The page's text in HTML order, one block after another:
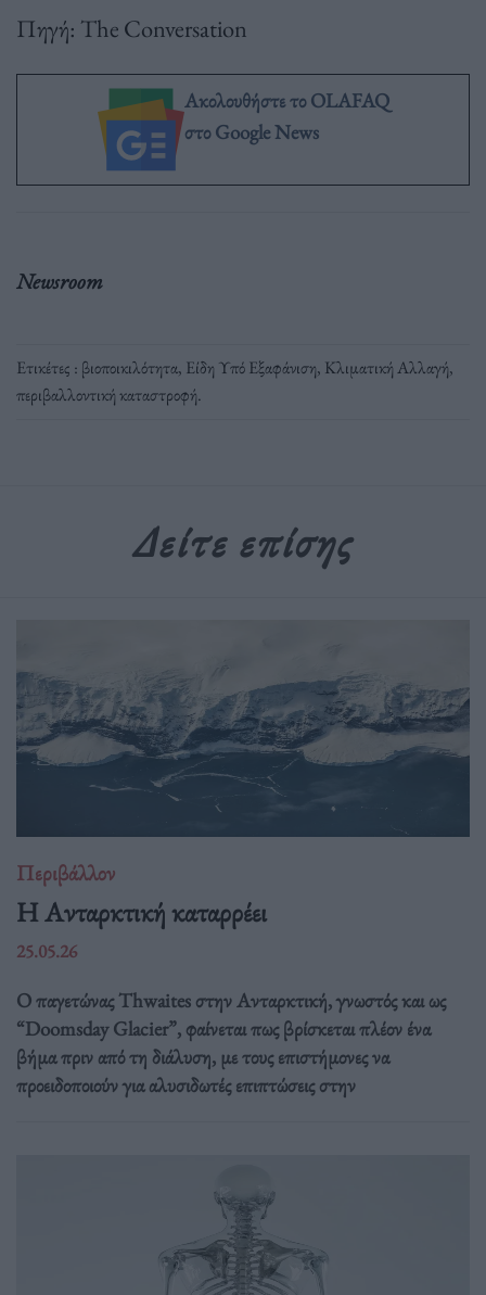
Πηγή: The Conversation
Ακολουθήστε το OLAFAQ
στο Google News
Newsroom
Ετικέτες : βιοποικιλότητα, Είδη Υπό Εξαφάνιση, Κλιματική Αλλαγή,
περιβαλλοντική καταστροφή.
Δείτε επίσης
Περιβάλλον
Η Ανταρκτική καταρρέει
25.05.26
Ο παγετώνας Thwaites στην Ανταρκτική, γνωστός και ως
“Doomsday Glacier”, φαίνεται πως βρίσκεται πλέον ένα
βήμα πριν από τη διάλυση, με τους επιστήμονες να
προειδοποιούν για αλυσιδωτές επιπτώσεις στην